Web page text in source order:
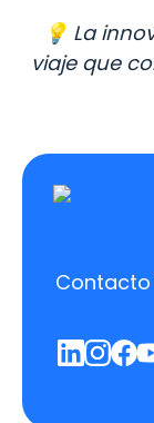
💡 La
viaje que
Contacto